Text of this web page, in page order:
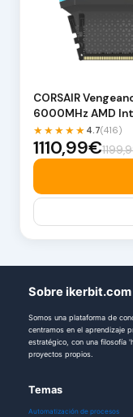
CORSAIR
6000MHz AMD
★★★★★ 4.7(416)
1110,99€
Sobre ikerbit.com
Somos una plataforma de
centramos en el aprendizaje
estratégico, con una filosofía
proyectos propios.
Temas
Automatización de procesos